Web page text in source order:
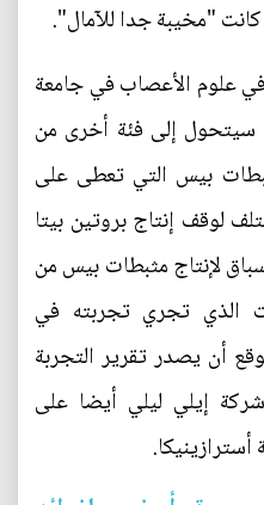
كانت "مخيبة جدا للآمال".
علوم الأعصاب في جامعة
سيتحول إلى فئة أخرى من
بيس التي تعطى على
لوقف إنتاج بروتين بيتا
لإنتاج مثبطات بيس من
الذي تجري تجربته في
أن يصدر تقرير التجربة
شركة إيلي ليلي أيضا على